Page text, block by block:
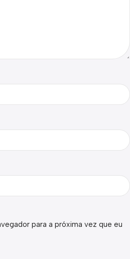
para a próxima vez que eu